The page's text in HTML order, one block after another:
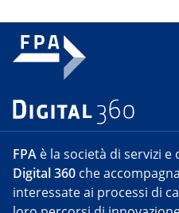
FPA è la società di servizi e
Digital 360 che
interessate ai processi di